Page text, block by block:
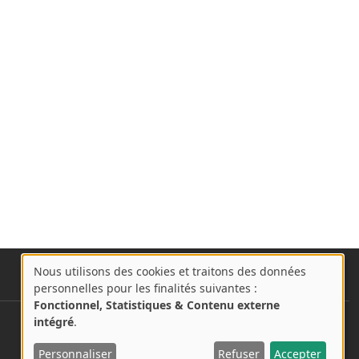
User account menu
Se connecter
A
propos
des
cookies
Nous utilisons des cookies et traitons des données
personnelles pour les finalités suivantes :
Fonctionnel, Statistiques & Contenu externe
intégré.
Personnaliser Refuser Accepter